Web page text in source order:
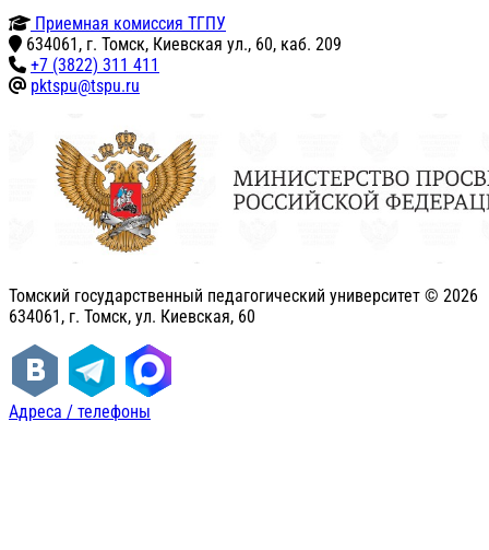
Приемная комиссия ТГПУ
634061, г. Томск, Киевская ул., 60, каб. 209
+7 (3822) 311 411
pktspu@tspu.ru
Томский государственный педагогический университет © 2026
634061, г. Томск, ул. Киевская, 60
Адреса / телефоны